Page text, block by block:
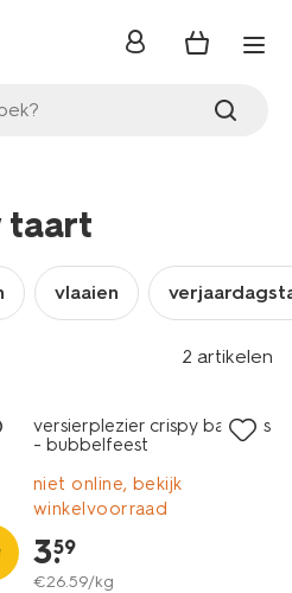
inloggen
taart
vlaaien
2 artikelen
versierplezier crispy balletjes
- bubbelfeest
niet online, bekijk
winkelvoorraad
3.
59
€26.59/kg